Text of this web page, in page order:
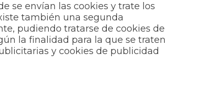
se envían las cookies y trate los
también una segunda
pudiendo tratarse de cookies de
la finalidad para la que se traten
y cookies de publicidad